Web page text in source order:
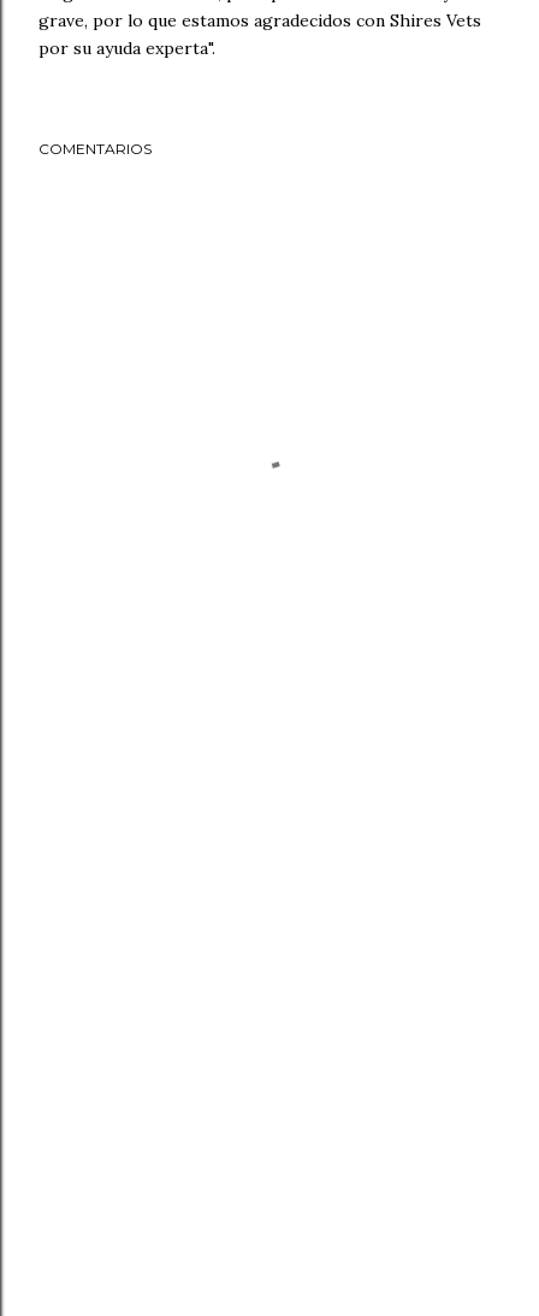
grave, por lo que estamos agradecidos con Shires Vets
por su ayuda experta".
COMENTARIOS